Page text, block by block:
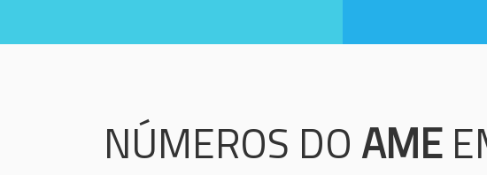
NÚMEROS DO AME